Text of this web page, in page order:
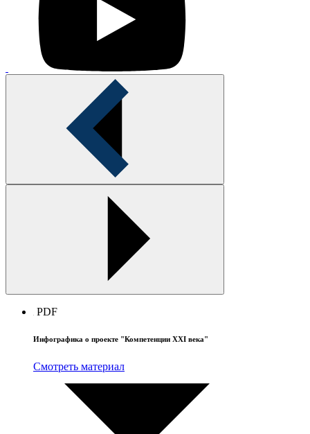
PDF
Инфографика о проекте "Компетенции XXI века"
Смотреть материал